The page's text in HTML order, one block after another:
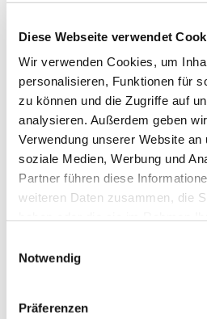
Diese Webseite verwendet
Wir verwenden Cookies, um
personalisieren, Funktionen für
zu können und die Zugriffe auf
analysieren. Außerdem geben
Verwendung unserer Website
soziale Medien, Werbung und
Partner führen diese
weiteren Daten zusammen, die
Notwendig
Präferenzen
Unternehmen
Strasse